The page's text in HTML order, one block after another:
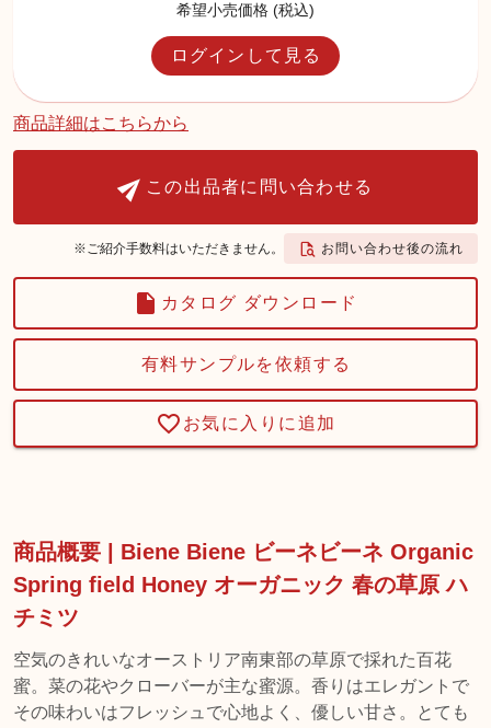
希望小売価格 (税込)
ログインして見る
商品詳細はこちらから
この出品者に問い合わせる
※ご紹介手数料はいただきません。 お問い合わせ後の流れ
カタログ ダウンロード
有料サンプルを依頼する
お気に入りに追加
商品概要 | Biene Biene ビーネビーネ Organic
Spring field Honey オーガニック 春の草原 ハ
チミツ
空気のきれいなオーストリア南東部の草原で採れた百花
蜜。菜の花やクローバーが主な蜜源。香りはエレガントで
その味わいはフレッシュで心地よく、優しい甘さ。とても